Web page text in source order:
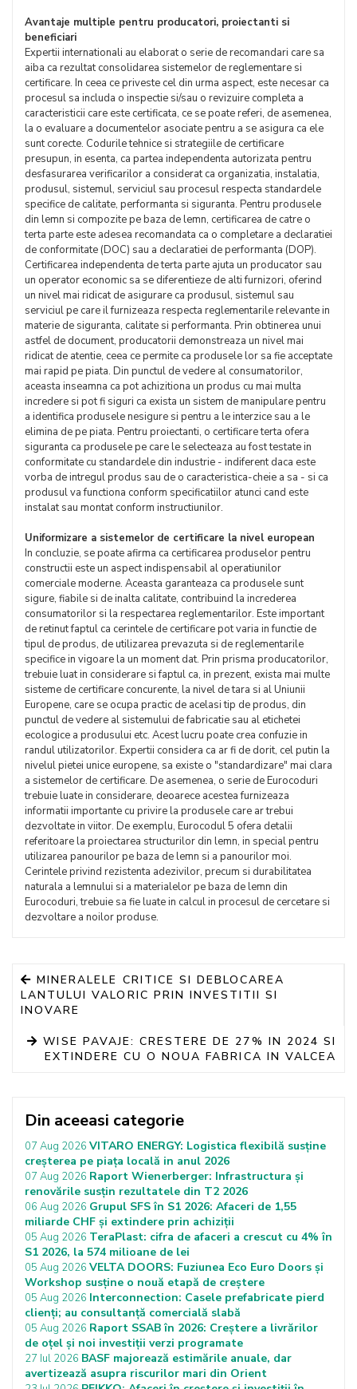
Avantaje multiple pentru producatori, proiectanti si
beneficiari
Expertii internationali au elaborat o serie de recomandari care sa
aiba ca rezultat consolidarea sistemelor de reglementare si
certificare. In ceea ce priveste cel din urma aspect, este necesar ca
procesul sa includa o inspectie si/sau o revizuire completa a
caracteristicii care este certificata, ce se poate referi, de asemenea,
la o evaluare a documentelor asociate pentru a se asigura ca ele
sunt corecte. Codurile tehnice si strategiile de certificare
presupun, in esenta, ca partea independenta autorizata pentru
desfasurarea verificarilor a considerat ca organizatia, instalatia,
produsul, sistemul, serviciul sau procesul respecta standardele
specifice de calitate, performanta si siguranta. Pentru produsele
din lemn si compozite pe baza de lemn, certificarea de catre o
terta parte este adesea recomandata ca o completare a declaratiei
de conformitate (DOC) sau a declaratiei de performanta (DOP).
Certificarea independenta de terta parte ajuta un producator sau
un operator economic sa se diferentieze de alti furnizori, oferind
un nivel mai ridicat de asigurare ca produsul, sistemul sau
serviciul pe care il furnizeaza respecta reglementarile relevante in
materie de siguranta, calitate si performanta. Prin obtinerea unui
astfel de document, producatorii demonstreaza un nivel mai
ridicat de atentie, ceea ce permite ca produsele lor sa fie acceptate
mai rapid pe piata. Din punctul de vedere al consumatorilor,
aceasta inseamna ca pot achizitiona un produs cu mai multa
incredere si pot fi siguri ca exista un sistem de manipulare pentru
a identifica produsele nesigure si pentru a le interzice sau a le
elimina de pe piata. Pentru proiectanti, o certificare terta ofera
siguranta ca produsele pe care le selecteaza au fost testate in
conformitate cu standardele din industrie - indiferent daca este
vorba de intregul produs sau de o caracteristica-cheie a sa - si ca
produsul va functiona conform specificatiilor atunci cand este
instalat sau montat conform instructiunilor.
Uniformizare a sistemelor de certificare la nivel european
In concluzie, se poate afirma ca certificarea produselor pentru
constructii este un aspect indispensabil al operatiunilor
comerciale moderne. Aceasta garanteaza ca produsele sunt
sigure, fiabile si de inalta calitate, contribuind la increderea
consumatorilor si la respectarea reglementarilor. Este important
de retinut faptul ca cerintele de certificare pot varia in functie de
tipul de produs, de utilizarea prevazuta si de reglementarile
specifice in vigoare la un moment dat. Prin prisma producatorilor,
trebuie luat in considerare si faptul ca, in prezent, exista mai multe
sisteme de certificare concurente, la nivel de tara si al Uniunii
Europene, care se ocupa practic de acelasi tip de produs, din
punctul de vedere al sistemului de fabricatie sau al etichetei
ecologice a produsului etc. Acest lucru poate crea confuzie in
randul utilizatorilor. Expertii considera ca ar fi de dorit, cel putin la
nivelul pietei unice europene, sa existe o "standardizare" mai clara
a sistemelor de certificare. De asemenea, o serie de Eurocoduri
trebuie luate in considerare, deoarece acestea furnizeaza
informatii importante cu privire la produsele care ar trebui
dezvoltate in viitor. De exemplu, Eurocodul 5 ofera detalii
referitoare la proiectarea structurilor din lemn, in special pentru
utilizarea panourilor pe baza de lemn si a panourilor moi.
Cerintele privind rezistenta adezivilor, precum si durabilitatea
naturala a lemnului si a materialelor pe baza de lemn din
Eurocoduri, trebuie sa fie luate in calcul in procesul de cercetare si
dezvoltare a noilor produse.
MINERALELE CRITICE SI DEBLOCAREA
LANTULUI VALORIC PRIN INVESTITII SI
INOVARE
WISE PAVAJE: CRESTERE DE 27% IN 2024 SI
EXTINDERE CU O NOUA FABRICA IN VALCEA
Din aceeasi categorie
07 Aug 2026 VITARO ENERGY: Logistica flexibilă susține
creșterea pe piața locală in anul 2026
07 Aug 2026 Raport Wienerberger: Infrastructura și
renovările susțin rezultatele din T2 2026
06 Aug 2026 Grupul SFS în S1 2026: Afaceri de 1,55
miliarde CHF și extindere prin achiziții
05 Aug 2026 TeraPlast: cifra de afaceri a crescut cu 4% în
S1 2026, la 574 milioane de lei
05 Aug 2026 VELTA DOORS: Fuziunea Eco Euro Doors și
Workshop susține o nouă etapă de creștere
05 Aug 2026 Interconnection: Casele prefabricate pierd
clienți; au consultanță comercială slabă
05 Aug 2026 Raport SSAB în 2026: Creștere a livrărilor
de oțel și noi investiții verzi programate
27 Iul 2026 BASF majorează estimările anuale, dar
avertizează asupra riscurilor mari din Orient